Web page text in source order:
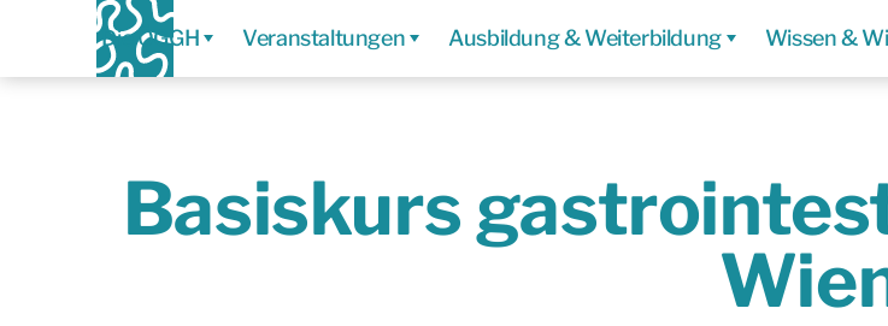
Die ÖGGH Veranstaltungen Ausbildung & Weiterbildung Wissen &
Basiskurs